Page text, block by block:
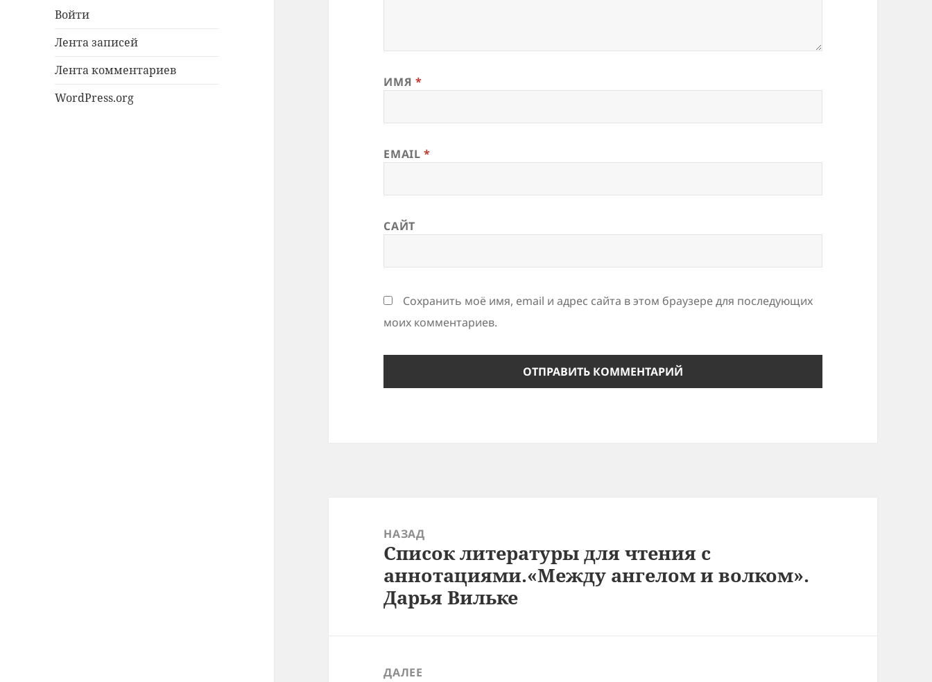
Войти
Лента записей
Лента комментариев
WordPress.org
ИМЯ *
EMAIL*
САЙТ
Сохранить моё имя, email и адрес сайта в этом браузере для последующих
моих комментариев.
записям
НАЗАД
Предыдущая
запись:
Список литературы для чтения с
аннотациями.«Между ангелом и волком».
Дарья Вильке
ДАЛЕЕ